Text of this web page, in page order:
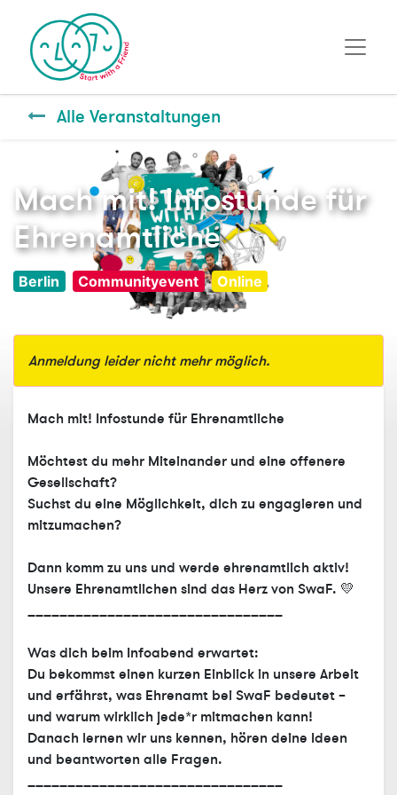
Alle Veranstaltungen
Mach mit! Infostunde für
Ehrenamtliche
Berlin Communityevent Online
Anmeldung leider nicht mehr möglich.
Mach mit! Infostunde für Ehrenamtliche
Möchtest du mehr Miteinander und eine offenere
Gesellschaft?
Suchst du eine Möglichkeit, dich zu engagieren und
mitzumachen?
Dann komm zu uns und werde ehrenamtlich aktiv!
Unsere Ehrenamtlichen sind das Herz von SwaF. 💛
________________________________
Was dich beim Infoabend erwartet:
Du bekommst einen kurzen Einblick in unsere Arbeit
und erfährst, was Ehrenamt bei SwaF bedeutet –
und warum wirklich jede*r mitmachen kann!
Danach lernen wir uns kennen, hören deine Ideen
und beantworten alle Fragen.
________________________________